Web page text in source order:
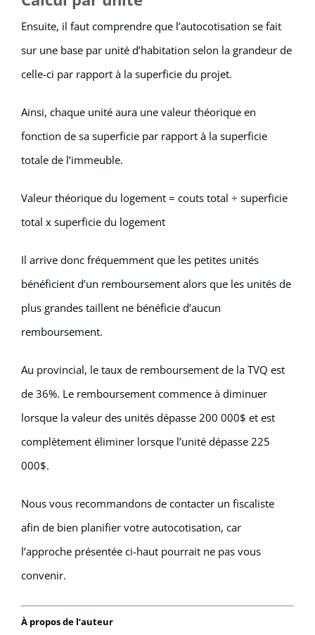
Ensuite, il faut comprendre que l’autocotisation se fait
sur une base par unité d’habitation selon la grandeur de
celle-ci par rapport à la superficie du projet.
Ainsi, chaque unité aura une valeur théorique en
fonction de sa superficie par rapport à la superficie
totale de l’immeuble.
Valeur théorique du logement = couts total ÷ superficie
total x superficie du logement
Il arrive donc fréquemment que les petites unités
bénéficient d’un remboursement alors que les unités de
plus grandes taillent ne bénéficie d’aucun
remboursement.
Au provincial, le taux de remboursement de la TVQ est
de 36%. Le remboursement commence à diminuer
lorsque la valeur des unités dépasse 200 000$ et est
complètement éliminer lorsque l’unité dépasse 225
000$.
Nous vous recommandons de contacter un fiscaliste
afin de bien planifier votre autocotisation, car
l’approche présentée ci-haut pourrait ne pas vous
convenir.
À propos de l’auteur